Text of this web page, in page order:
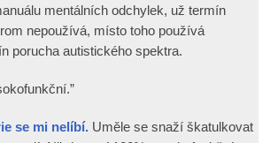
mentálních odchylek, už termín
nepoužívá, místo toho používá
porucha autistického spektra.
se mi nelíbí. Uměle se snaží škatulkovat